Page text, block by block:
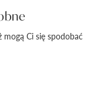
Ci się spodobać